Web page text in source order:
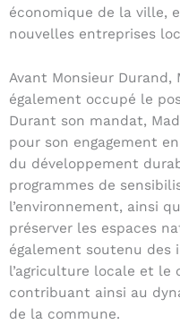
économique de la ville,
nouvelles entreprises
Avant Monsieur Durand,
également occupé le
Durant son mandat,
pour son engagement
du développement
programmes de
l’environnement, ainsi
préserver les espaces
également soutenu des
l’agriculture locale et le
contribuant ainsi au
de la commune.